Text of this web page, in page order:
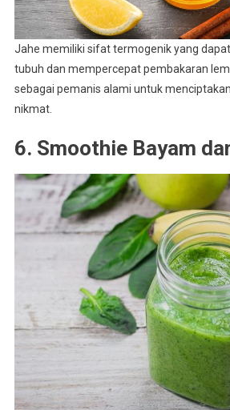
Jahe memiliki sifat termogenik yang
tubuh dan mempercepat pembakaran
sebagai pemanis alami untuk
nikmat.
6. Smoothie Bayam